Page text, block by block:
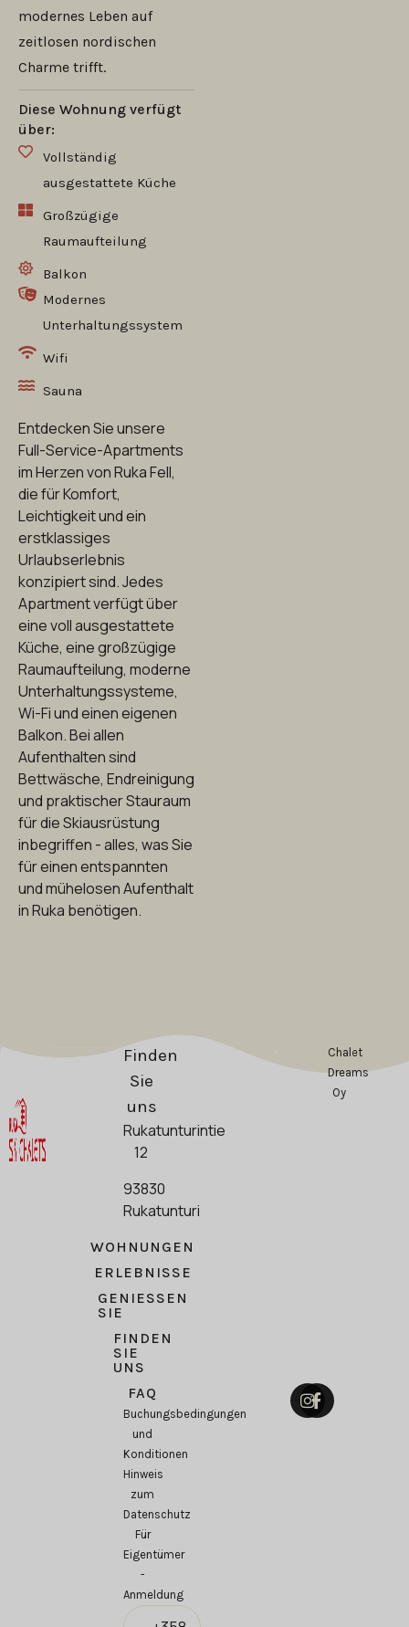
modernes Leben auf
zeitlosen nordischen
Charme trifft.
Diese Wohnung verfügt
über:
Vollständig
ausgestattete Küche
Großzügige
Raumaufteilung
Balkon
Modernes
Unterhaltungssystem
Wifi
Sauna
Entdecken Sie unsere
Full-Service-Apartments
im Herzen von Ruka Fell,
die für Komfort,
Leichtigkeit und ein
erstklassiges
Urlaubserlebnis
konzipiert sind. Jedes
Apartment verfügt über
eine voll ausgestattete
Küche, eine großzügige
Raumaufteilung, moderne
Unterhaltungssysteme,
Wi-Fi und einen eigenen
Balkon. Bei allen
Aufenthalten sind
Bettwäsche, Endreinigung
und praktischer Stauraum
für die Skiausrüstung
inbegriffen - alles, was Sie
für einen entspannten
und mühelosen Aufenthalt
in Ruka benötigen.
Finden
Sie
uns
Rukatunturintie
12
93830
Rukatunturi
WOHNUNGEN
ERLEBNISSE
GENIESSEN S
IE
FINDEN
SIE
UNS
FAQ
Buchungsbedingungen
und
Konditionen
Hinweis
zum
Datenschutz
Für
Eigentümer
-
Anmeldung
Chalet
Dreams
Oy